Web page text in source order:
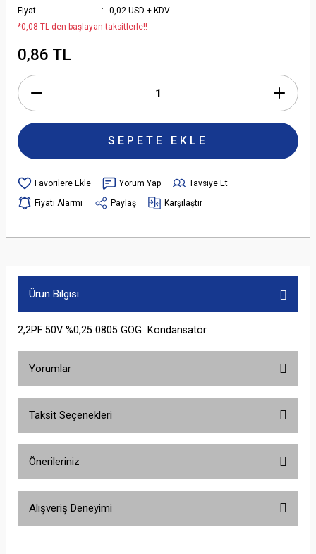
Fiyat
0,02 USD + KDV
*0,08 TL den başlayan taksitlerle!!
0,86 TL
SEPETE EKLE
Yorum Yap
Tavsiye Et
Fiyatı Alarmı
Paylaş Karşılaştır
Ürün Bilgisi
2,2PF 50V %0,25 0805 GOG Kondansatör
Yorumlar
Taksit Seçenekleri
Önerileriniz
yetersiz gördüğünüz noktaları öneri formunu kullanarak tarafımıza
Alışveriş Deneyimi